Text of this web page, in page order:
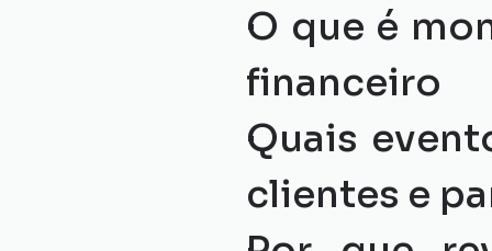
O que é
financeiro
Quais
clientes e